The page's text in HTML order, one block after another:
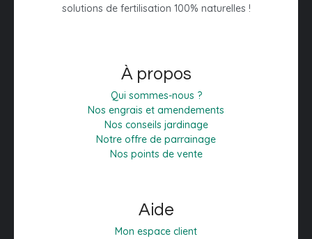
solutions de fertilisation 100% naturelles !
À propos
Qui sommes-nous ?
Nos engrais et amendements
Nos conseils jardinage
Notre offre de parrainage
Nos points de vente
Aide
Mon espace client